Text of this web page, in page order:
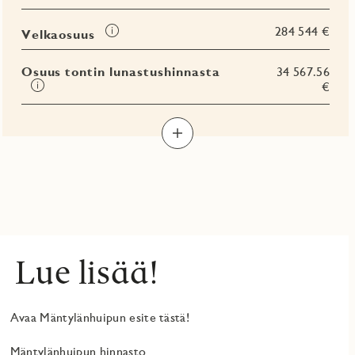
Velkaosuus
Tooltip 284 544 €
Osuus tontin lunastushinnasta
Tooltip
34 567.56
€
Lue lisää!
Avaa Mäntylänhuipun esite tästä!
Mäntylänhuipun hinnasto